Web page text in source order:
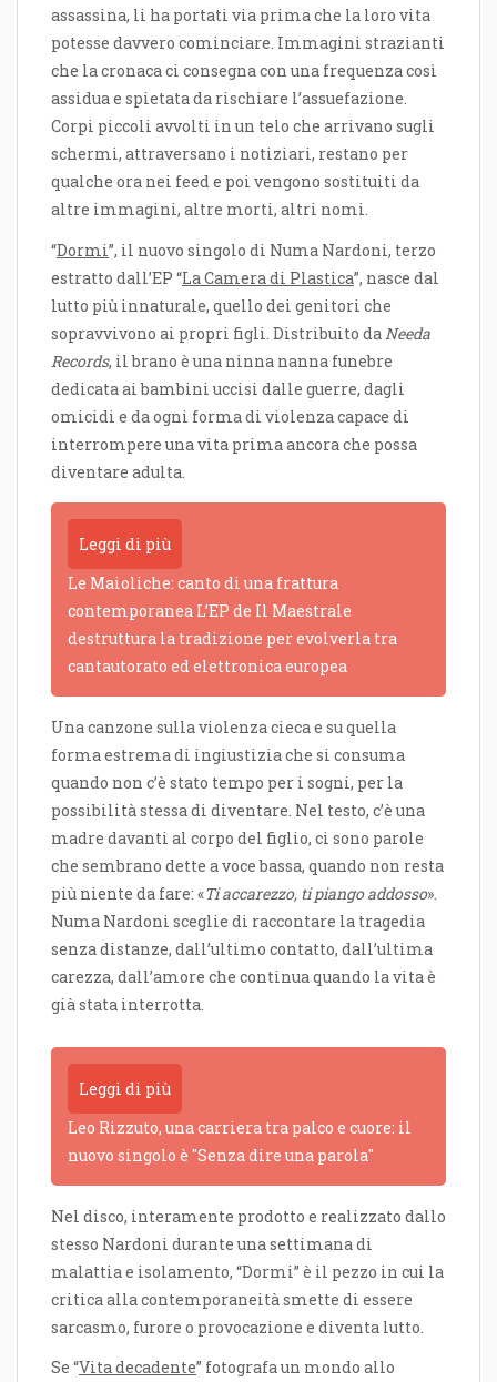
assassina, li ha portati via prima che la loro vita
potesse davvero cominciare. Immagini strazianti
che la cronaca ci consegna con una frequenza così
assidua e spietata da rischiare l’assuefazione.
Corpi piccoli avvolti in un telo che arrivano sugli
schermi, attraversano i notiziari, restano per
qualche ora nei feed e poi vengono sostituiti da
altre immagini, altre morti, altri nomi.
“Dormi”, il nuovo singolo di Numa Nardoni, terzo
estratto dall’EP “La Camera di Plastica”, nasce dal
lutto più innaturale, quello dei genitori che
sopravvivono ai propri figli. Distribuito da Needa
Records, il brano è una ninna nanna funebre
dedicata ai bambini uccisi dalle guerre, dagli
omicidi e da ogni forma di violenza capace di
interrompere una vita prima ancora che possa
diventare adulta.
Leggi di più
Le Maioliche: canto di una frattura
contemporanea L’EP de Il Maestrale
destruttura la tradizione per evolverla tra
cantautorato ed elettronica europea
Una canzone sulla violenza cieca e su quella
forma estrema di ingiustizia che si consuma
quando non c’è stato tempo per i sogni, per la
possibilità stessa di diventare. Nel testo, c’è una
madre davanti al corpo del figlio, ci sono parole
che sembrano dette a voce bassa, quando non resta
più niente da fare: «Ti accarezzo, ti piango addosso».
Numa Nardoni sceglie di raccontare la tragedia
senza distanze, dall’ultimo contatto, dall’ultima
carezza, dall’amore che continua quando la vita è
già stata interrotta.
Leggi di più
Leo Rizzuto, una carriera tra palco e cuore: il
nuovo singolo è "Senza dire una parola"
Nel disco, interamente prodotto e realizzato dallo
stesso Nardoni durante una settimana di
malattia e isolamento, “Dormi” è il pezzo in cui la
critica alla contemporaneità smette di essere
sarcasmo, furore o provocazione e diventa lutto.
Se “Vita decadente” fotografa un mondo allo